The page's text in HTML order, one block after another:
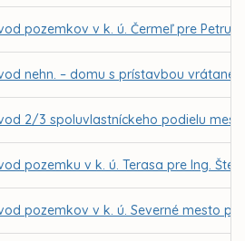
pozemkov v k. ú. Čermeľ pre Petru
nehn. – domu s prístavbou vrátane
2/3 spoluvlastníckeho podielu
pozemku v k. ú. Terasa pre Ing.
pozemkov v k. ú. Severné mesto